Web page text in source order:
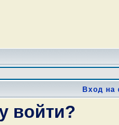
Вход на
войти?